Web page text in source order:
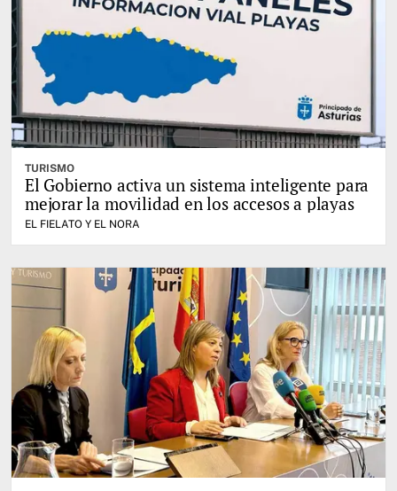
TURISMO
El Gobierno activa un sistema inteligente para
mejorar la movilidad en los accesos a playas
EL FIELATO Y EL NORA